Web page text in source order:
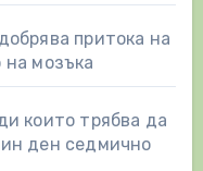
притока на
на мозъка
които трябва да
ден седмично